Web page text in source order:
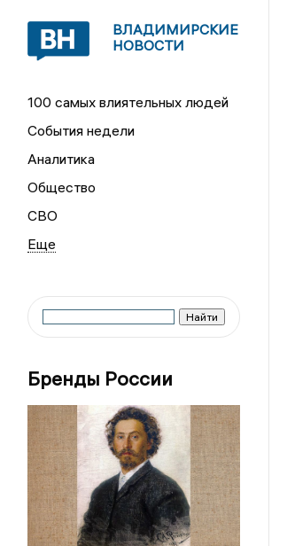
ВЛАДИМИРСКИЕ
НОВОСТИ
100 самых влиятельных людей
События недели
Аналитика
Общество
СВО
Бренды России